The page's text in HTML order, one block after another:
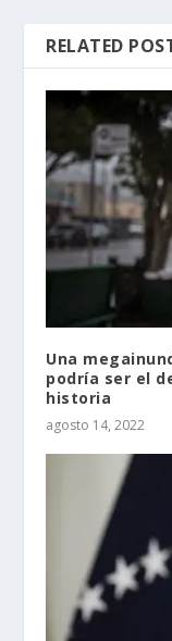
RELATED
Una
podría ser el
historia
agosto 14, 2022